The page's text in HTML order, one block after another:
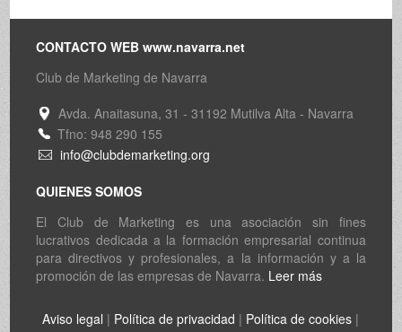
CONTACTO WEB www.navarra.net
Club de Marketing de Navarra
Avda. Anaitasuna, 31 - 31192 Mutilva Alta - Navarra
Tfno: 948 290 155
info@clubdemarketing.org
QUIENES SOMOS
El Club de Marketing es una asociación sin fines
lucrativos dedicada a la formación empresarial continua
para directivos y profesionales, a la información y a la
promoción de las empresas de Navarra. Leer más
Aviso legal | Política de privacidad | Política de cookies |